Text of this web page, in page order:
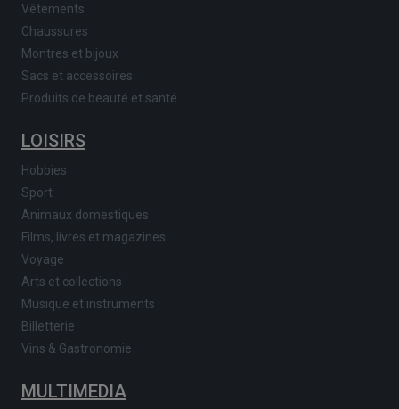
Vêtements
Chaussures
Montres et bijoux
Sacs et accessoires
Produits de beauté et santé
LOISIRS
Hobbies
Sport
Animaux domestiques
Films, livres et magazines
Voyage
Arts et collections
Musique et instruments
Billetterie
Vins & Gastronomie
MULTIMEDIA